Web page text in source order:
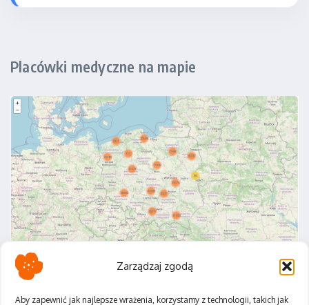
Zarządzaj zgodą
Aby zapewnić jak najlepsze wrażenia, korzystamy z technologii, takich jak
Placówki medyczne na mapie